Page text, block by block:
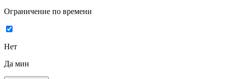
Ограничение по времени
Нет
Да мин